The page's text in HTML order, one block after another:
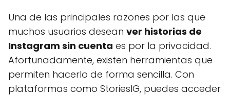
Una de las principales razones por las que
muchos usuarios desean ver historias de
Instagram sin cuenta es por la privacidad.
Afortunadamente, existen herramientas que
permiten hacerlo de forma sencilla. Con
plataformas como StoriesIG, puedes acceder